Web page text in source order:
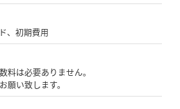
、初期費用
料は必要ありません。
願い致します。